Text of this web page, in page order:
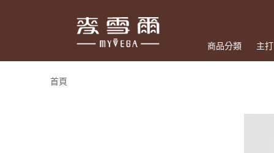
商品分類 主
首頁